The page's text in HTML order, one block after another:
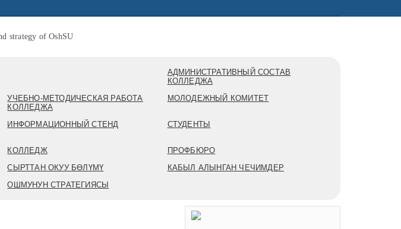
strategy of OshSU
АДМИНИСТРАТИВНЫЙ СОСТАВ
КОЛЛЕДЖА
УЧЕБНО-МЕТОДИЧЕСКАЯ РАБОТА
КОЛЛЕДЖА
МОЛОДЕЖНЫЙ КОМИТЕТ
ИНФОРМАЦИОННЫЙ СТЕНД СТУДЕНТЫ
КОЛЛЕДЖ
ПРОФБЮРО
СЫРТТАН ОКУУ БӨЛҮМҮ
КАБЫЛ АЛЫНГАН ЧЕЧИМДЕР
ОШМУНУН СТРАТЕГИЯСЫ